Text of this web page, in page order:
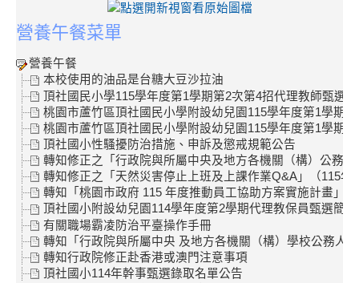
營養午餐菜單
營養午餐
本校使用的油品是台糖大豆沙拉油
頂社國民小學115學年度第1學期第2次第4招代理教師甄選
桃園市蘆竹區頂社國民小學附設幼兒園115學年度第1學期
桃園市蘆竹區頂社國民小學附設幼兒園115學年度第1學期
頂社國小性騷擾防治措施、申訴及懲戒規範公告
轉知修正之「行政院與所屬中央及地方各機關（構）公務
轉知修正之「天然災害停止上班及上課作業Q&A」（115
轉知「桃園市政府 115 年度推動員工協助方案實施計畫」
頂社國小附設幼兒園114學年度第2學期代理教保員甄選簡
有關職場霸凌防治平臺操作手冊
轉知「行政院與所屬中央 及地方各機關（構）學校公務人
轉知行政院修正赴香港或澳門注意事項
頂社國小114年幹事甄選錄取名單公告